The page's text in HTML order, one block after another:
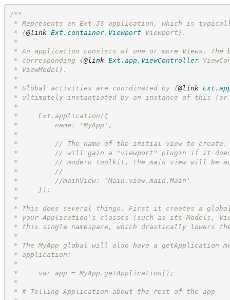
/**
* Represents an Ext JS application, which is
* {@link Ext.container.Viewport Viewport} .
*
* An application consists of one or more Views. The
* corresponding {@link Ext.app.ViewController
* ViewModel}.
*
* Global activities are coordinated by {@link
* ultimately instantiated by an instance of this (or
*
*     Ext.application({
*         name: 'MyApp',
*
*         // The name of the initial view to
*         // will gain a "viewport" plugin if it
*         // modern toolkit, the main view will be
*         //
*         //mainView: 'Main.view.main.Main'
*     });
*
* This does several things. First it creates a
* your Application's classes (such as its Models,
* this single namespace, which drastically lowers
*
* The MyApp global will also have a getApplication
* application:
*
*     var app = MyApp.getApplication();
*
* # Telling Application about the rest of the app